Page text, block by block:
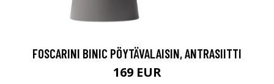
FOSCARINI BINIC PÖYTÄVALAISIN, ANTRASIITTI
169 EUR